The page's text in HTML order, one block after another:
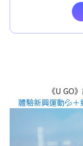
《U GO
體驗新興運動💦